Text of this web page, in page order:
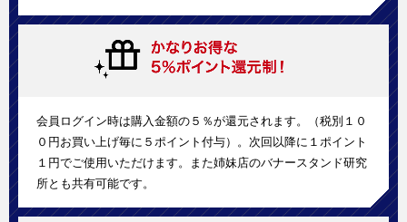
会員ログイン時は購入金額の５％が還元されます。（税別１０
０円お買い上げ毎に５ポイント付与）。次回以降に１ポイント
１円でご使用いただけます。また姉妹店のバナースタンド研究
所とも共有可能です。